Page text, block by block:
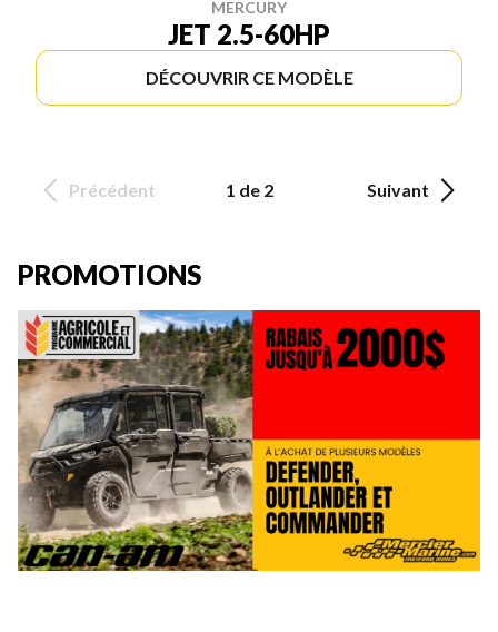
MERCURY
JET 2.5-60HP
DÉCOUVRIR CE MODÈLE
Précédent 1 de 2 Suivant
PROMOTIONS